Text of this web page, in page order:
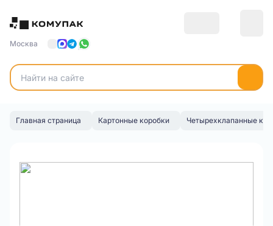
Москва
Главная страница Картонные коробки Четырехклапанные